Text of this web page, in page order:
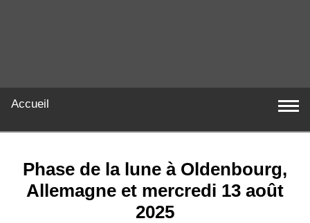
Accueil
Phase de la lune à Oldenbourg,
Allemagne et mercredi 13 août
2025